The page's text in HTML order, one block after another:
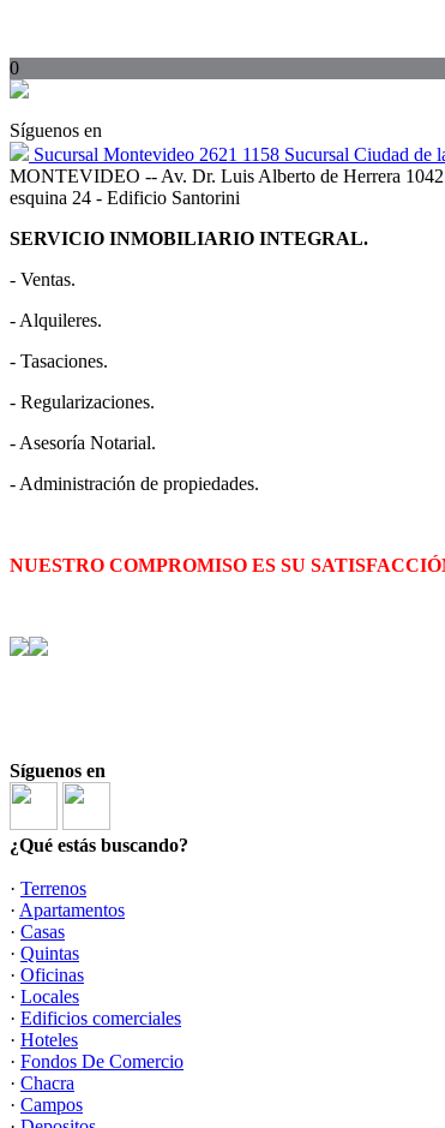
0
Síguenos en
Sucursal Montevideo 2621 1158 Sucursal Ciudad de
MONTEVIDEO -- Av. Dr. Luis Alberto de Herrera
esquina 24 - Edificio Santorini
SERVICIO INMOBILIARIO INTEGRAL.
- Ventas.
- Alquileres.
- Tasaciones.
- Regularizaciones.
- Asesoría Notarial.
- Administración de propiedades.
NUESTRO COMPROMISO ES SU
Síguenos en
¿Qué estás buscando?
· Terrenos
· Apartamentos
· Casas
· Quintas
· Oficinas
· Locales
· Edificios comerciales
· Hoteles
· Fondos De Comercio
· Chacra
· Campos